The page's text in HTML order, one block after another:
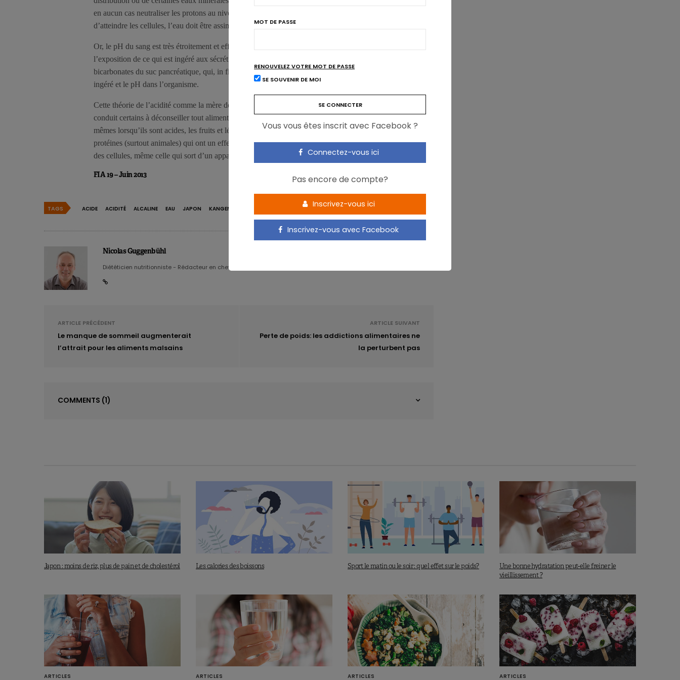
en aucun cas neutraliser les protons au niveau cellulaire. Et ce, pour la bonne et simple raison qu’avant
d’atteindre les cellules, l’eau doit être assimilée et passer par la circulation sanguine.
Or, le pH du sang est très étroitement et efficacement maintenu grâce aux tampons. Sans parler de
l’exposition de ce qui est ingéré aux sécrétions acides de l’estomac, tamponnées dans le grêle par les
bicarbonates du suc pancréatique, qui, in fine, ne permet pas d’établir de lien entre le pH de ce qui est
ingéré et le pH dans l’organisme.
Cette théorie de l’acidité comme la mère de tous les maux, alliée à une méconnaissance de la nutrition,
conduit certains à déconseiller tout aliment acide, comme les oranges. Or, il est clairement établi que
mêmes lorsqu’ils sont acides, les fruits et légumes ont un effet alcalinisant dans le corps, contrairement aux
protéines (surtout animales) qui ont un effet acidifiant. Et l’eau que nous buvons est sans effet sur l’acidité
des cellules, même celle qui sort d’un appareil Kangen à près de 3.000€!
FIA 19 – Juin 2013
TAGS ACIDE ACIDITÉ ALCALINE EAU JAPON KANGEN
Nicolas Guggenbühl
Diététicien nutritionniste - Rédacteur en chef - Partner & Senior Nutrition Expert - Karott'
ARTICLE PRÉCÉDENT
Le manque de sommeil augmenterait
l’attrait pour les aliments malsains
ARTICLE SUIVANT
Perte de poids: les addictions alimentaires ne
la perturbent pas
COMMENTS (1)
Japon : moins de riz, plus de pain et de cholestérol Les calories des boissons Sport le matin ou le soir : quel effet sur le poids?
Une bonne hydratation peut-elle freiner le
vieillissement ?
ARTICLES ARTICLES ARTICLES ARTICLES
MOT DE PASSE
RENOUVELEZ VOTRE MOT DE PASSE
SE SOUVENIR DE MOI
Vous vous êtes inscrit avec Facebook ?
Connectez-vous ici
Pas encore de compte?
Inscrivez-vous ici
Inscrivez-vous avec Facebook